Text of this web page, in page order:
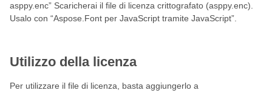
asppy.enc” Scaricherai il file di licenza crittografato (asppy.enc).
Usalo con “Aspose.Font per JavaScript tramite JavaScript”.
Utilizzo della licenza
Per utilizzare il file di licenza, basta aggiungerlo a